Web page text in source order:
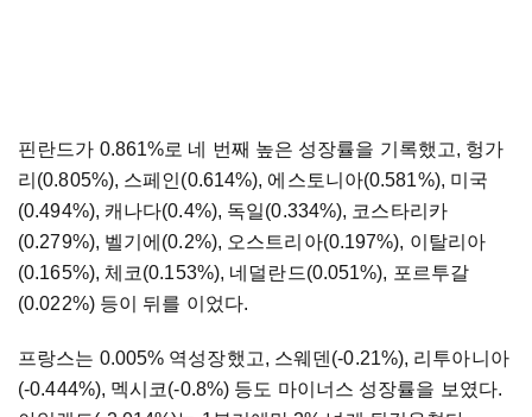
핀란드가 0.861%로 네 번째 높은 성장률을 기록했고, 헝가
리(0.805%), 스페인(0.614%), 에스토니아(0.581%), 미국
(0.494%), 캐나다(0.4%), 독일(0.334%), 코스타리카
(0.279%), 벨기에(0.2%), 오스트리아(0.197%), 이탈리아
(0.165%), 체코(0.153%), 네덜란드(0.051%), 포르투갈
(0.022%) 등이 뒤를 이었다.
프랑스는 0.005% 역성장했고, 스웨덴(-0.21%), 리투아니아
(-0.444%), 멕시코(-0.8%) 등도 마이너스 성장률을 보였다.